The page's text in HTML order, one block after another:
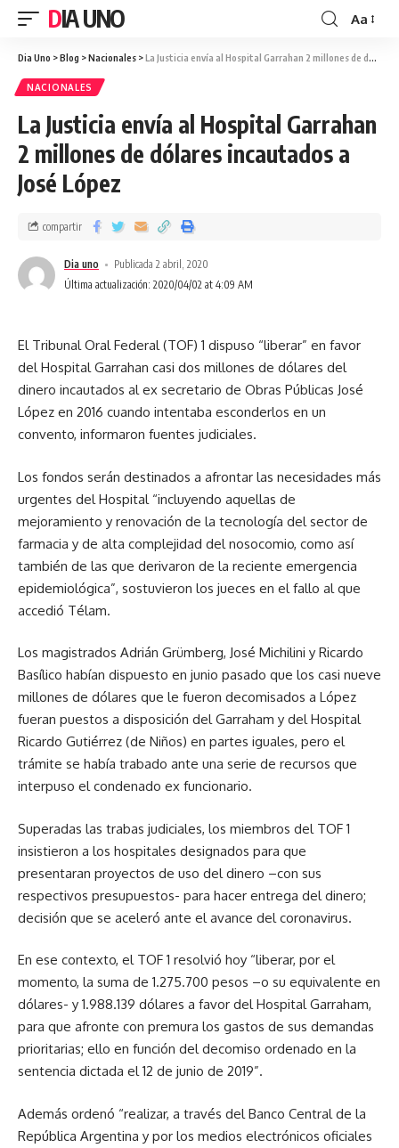
DIA UNO Aa
Dia Uno >Blog >Nacionales >La Justicia envía al Hospital Garrahan 2 millones de dólares incautados a José López
NACIONALES
La Justicia envía al Hospital Garrahan
2 millones de dólares incautados a
José López
Última actualización: 2020/04/02 at 4:09 AM
Dia uno Publicada 2 abril, 2020
compartir
El Tribunal Oral Federal (TOF) 1 dispuso “liberar” en favor
del Hospital Garrahan casi dos millones de dólares del
dinero incautados al ex secretario de Obras Públicas José
López en 2016 cuando intentaba esconderlos en un
convento, informaron fuentes judiciales.
Los fondos serán destinados a afrontar las necesidades más
urgentes del Hospital “incluyendo aquellas de
mejoramiento y renovación de la tecnología del sector de
farmacia y de alta complejidad del nosocomio, como así
también de las que derivaron de la reciente emergencia
epidemiológica”, sostuvieron los jueces en el fallo al que
accedió Télam.
Los magistrados Adrián Grümberg, José Michilini y Ricardo
Basílico habían dispuesto en junio pasado que los casi nueve
millones de dólares que le fueron decomisados a López
fueran puestos a disposición del Garraham y del Hospital
Ricardo Gutiérrez (de Niños) en partes iguales, pero el
trámite se había trabado ante una serie de recursos que
interpuso el condenado ex funcionario.
Superadas las trabas judiciales, los miembros del TOF 1
insistieron a los hospitales designados para que
presentaran proyectos de uso del dinero –con sus
respectivos presupuestos- para hacer entrega del dinero;
decisión que se aceleró ante el avance del coronavirus.
En ese contexto, el TOF 1 resolvió hoy “liberar, por el
momento, la suma de 1.275.700 pesos –o su equivalente en
dólares- y 1.988.139 dólares a favor del Hospital Garraham,
para que afronte con premura los gastos de sus demandas
prioritarias; ello en función del decomiso ordenado en la
sentencia dictada el 12 de junio de 2019”.
Además ordenó “realizar, a través del Banco Central de la
República Argentina y por los medios electrónicos oficiales